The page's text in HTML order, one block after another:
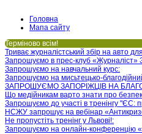
Головна
Мапа сайту
Терміново всім!
Триває журналістський збір на авто
Запрошуємо в прес-клуб
Запрошуємо на навчальний курс:
Запрошуємо на мисьтецько-
ЗАПРОШУЄМО ЗАПОРІЖЦІВ НА
Що медійникам варто знати про
Запрошуємо до участі в тренінгу
НСЖУ запрошує на вебінар
Не пропустіть тренінг у Львові!:
Запрошуємо на онлайн-конференцію